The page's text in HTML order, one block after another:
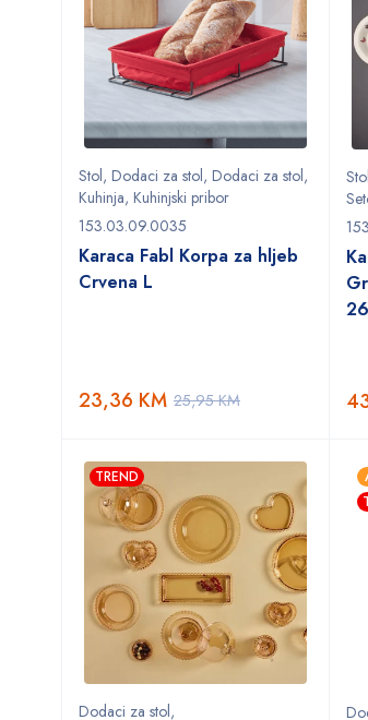
Stol, Dodaci za stol, Dodaci za stol,
Kuhinja, Kuhinjski pribor
153.03.09.0035
Karaca Fabl Korpa za hljeb
Crvena L
25,95KM
23,36 KM
Stol
TREND
Dodaci za stol,